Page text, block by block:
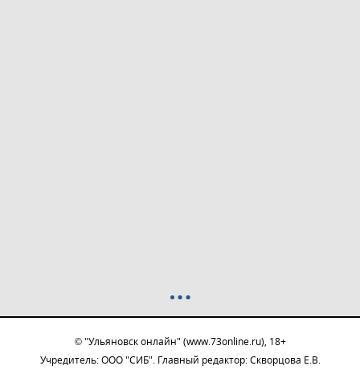
© "Ульяновск онлайн" (www.73online.ru), 18+
Учредитель: ООО "СИБ". Главный редактор: Скворцова Е.В.